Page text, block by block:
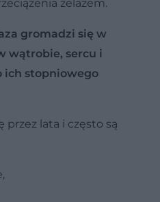
żelazem.
gromadzi się w
wątrobie, sercu i
ich stopniowego
przez lata i często są